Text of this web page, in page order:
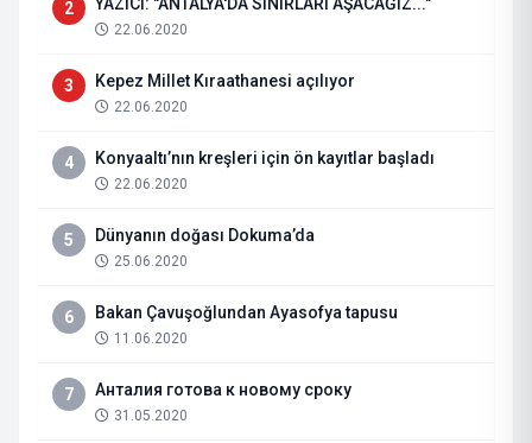
2
22.06.2020
3 Kepez Millet Kıraathanesi açılıyor
22.06.2020
4 Konyaaltı’nın kreşleri için ön kayıtlar başladı
22.06.2020
5 Dünyanın doğası Dokuma’da
25.06.2020
6 Bakan Çavuşoğlundan Ayasofya tapusu
11.06.2020
7 Анталия готова к новому сроку
31.05.2020